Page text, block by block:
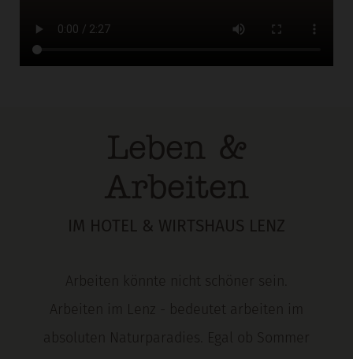
Leben &
Arbeiten
IM HOTEL & WIRTSHAUS LENZ
Arbeiten könnte nicht schöner sein.
Arbeiten im Lenz - bedeutet arbeiten im
absoluten Naturparadies. Egal ob Sommer